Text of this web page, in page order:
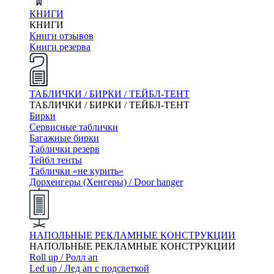
КНИГИ
КНИГИ
Книги отзывов
Книги резерва
ТАБЛИЧКИ / БИРКИ / ТЕЙБЛ-ТЕНТ
ТАБЛИЧКИ / БИРКИ / ТЕЙБЛ-ТЕНТ
Бирки
Сервисные таблички
Багажные бирки
Таблички резерв
Тейбл тенты
Таблички «не курить»
Дорхенгеры (Хенгеры) / Door hanger
НАПОЛЬНЫЕ РЕКЛАМНЫЕ КОНСТРУКЦИИ
НАПОЛЬНЫЕ РЕКЛАМНЫЕ КОНСТРУКЦИИ
Roll up / Ролл ап
Led up / Лед ап с подсветкой